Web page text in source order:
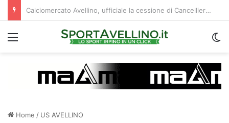
La doppia cifra, la compatibilità e un dato da urlo: perché l’Avellino ha rimesso Biasci al centro del villaggio
Menu
Home / US AVELLINO